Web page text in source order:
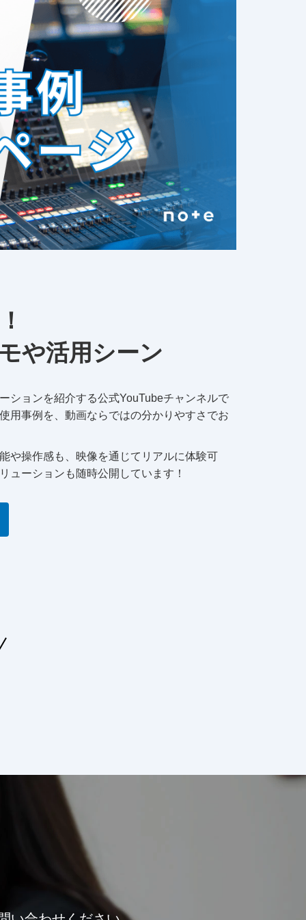
や活用シーン
ションを紹介する公式YouTubeチャンネルで
用事例を、動画ならではの分かりやすさでお
や操作感も、映像を通じてリアルに体験可
ューションも随時公開しています！